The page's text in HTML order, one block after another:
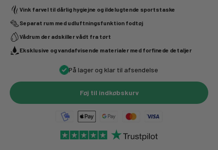
Vink farvel til dårlig hygiejne og ildelugtende sportstaske
Separat rum med udluftningsfunktion fodtøj
Vådrum der adskiller vådt fra tørt
Eksklusive og vandafvisende materialer med forfinede detaljer
På lager og klar til afsendelse
Føj til indkøbskurv